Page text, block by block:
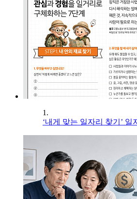
1.
‘내게 맞는 일자리 찾기’ 일